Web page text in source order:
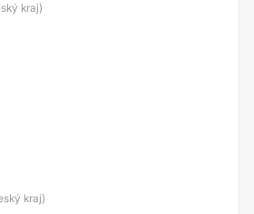
kraj)
kraj)